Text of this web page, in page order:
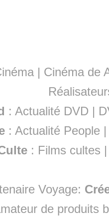
| Cinéma de
: Actualité DVD |
:Actualité People
: Films cultes
Voyage:
de produits